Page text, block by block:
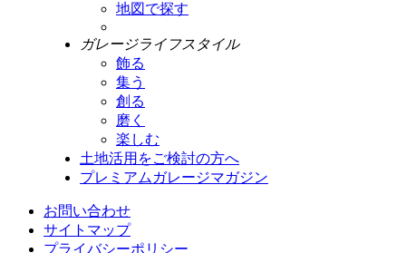
地図で探す
ガレージライフスタイル
飾る
集う
創る
磨く
楽しむ
土地活用をご検討の方へ
プレミアムガレージマガジン
お問い合わせ
サイトマップ
プライバシーポリシー